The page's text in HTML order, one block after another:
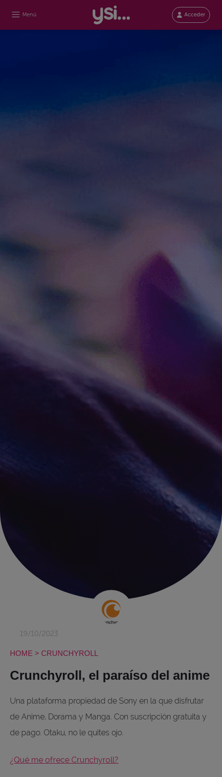
19/10/2023
HOME > CRUNCHYROLL
Crunchyroll, el paraíso del anime
Una plataforma propiedad de Sony en la que disfrutar
de Anime, Dorama y Manga. Con suscripción gratuita y
de pago. Otaku, no le quites ojo.
¿Qué me ofrece Crunchyroll?
Menú Acceder